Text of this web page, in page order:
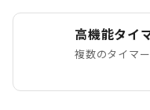
高機能タイ
複数のタイマ